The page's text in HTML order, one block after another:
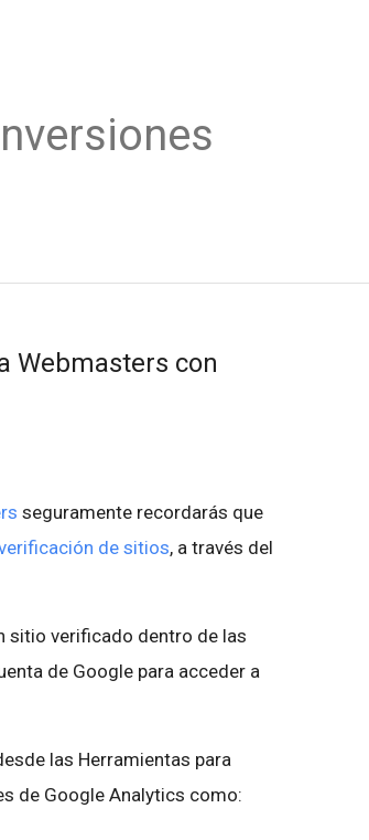
Webmasters con
seguramente recordarás que
de sitios, a través del
sitio verificado dentro de las
de Google para acceder a
las Herramientas para
de Google Analytics como: